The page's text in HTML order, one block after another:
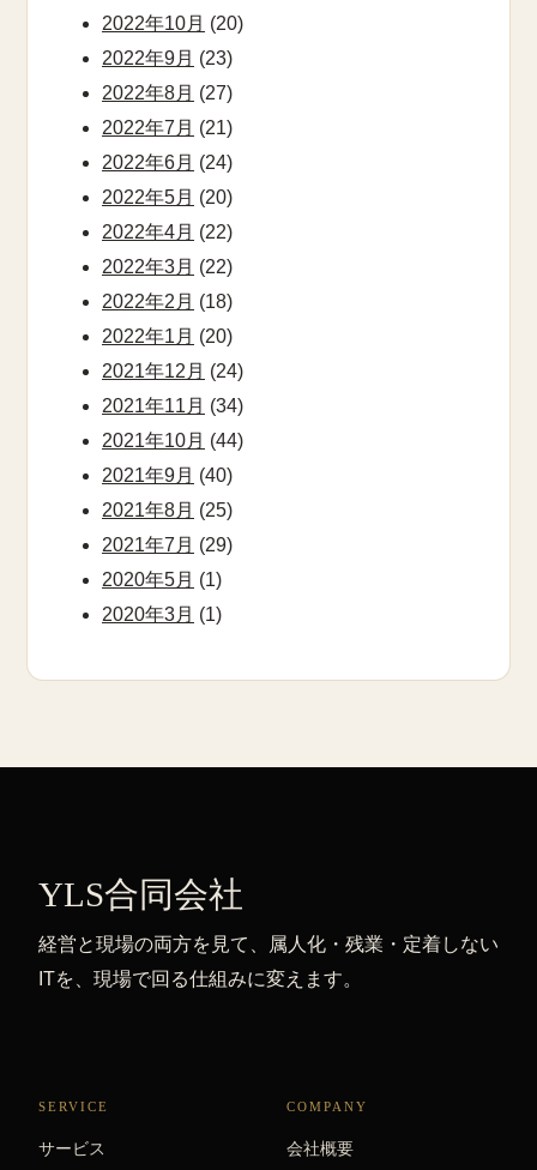
2022年10月 (20)
2022年9月 (23)
2022年8月 (27)
2022年7月 (21)
2022年6月 (24)
2022年5月 (20)
2022年4月 (22)
2022年3月 (22)
2022年2月 (18)
2022年1月 (20)
2021年12月 (24)
2021年11月 (34)
2021年10月 (44)
2021年9月 (40)
2021年8月 (25)
2021年7月 (29)
2020年5月 (1)
2020年3月 (1)
YLS合同会社
経営と現場の両方を見て、属人化・残業・定着しない
ITを、現場で回る仕組みに変えます。
SERVICE
サービス
COMPANY
会社概要